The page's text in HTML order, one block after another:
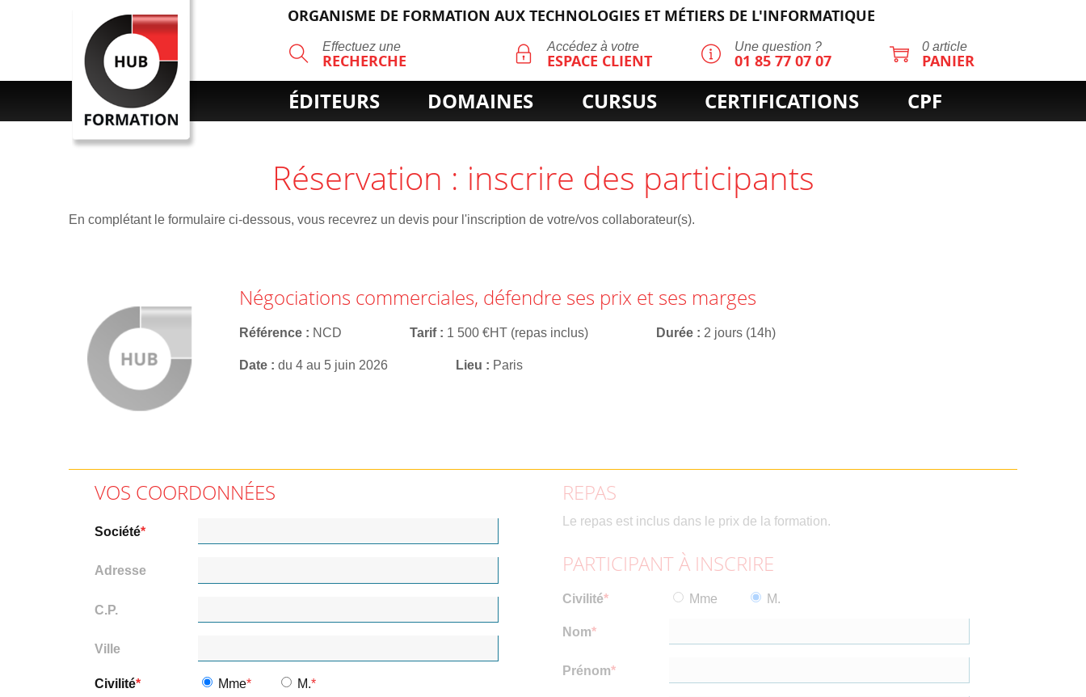
ORGANISME DE FORMATION AUX TECHNOLOGIES ET MÉTIERS DE L'INFORMATIQUE
Effectuez une
RECHERCHE
RECHERCHE Accédez à votre
ESPACE CLIENT
Une question ?
01 85 77 07 07
0 article
PANIER
ÉDITEURS DOMAINES CURSUS CERTIFICATIONS CPF
Réservation : inscrire des participants
En complétant le formulaire ci-dessous, vous recevrez un devis pour l'inscription de votre/vos collaborateur(s).
Négociations commerciales, défendre ses prix et ses marges
Référence NCD Tarif 1 500 €HT (repas inclus) Durée 2 jours (14h)
Date du 4 au 5 juin 2026 Lieu Paris
VOS COORDONNÉES
Société
Adresse
C.P.
Ville
Civilité Mme M.
REPAS
Le repas est inclus dans le prix de la formation.
PARTICIPANT À INSCRIRE
Civilité Mme M.
Nom
Prénom